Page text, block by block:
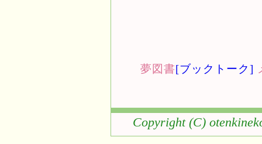
夢図書[ブックトーク]
Copyright (C)